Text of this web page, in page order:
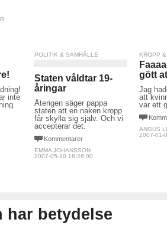
inte
POLITIK & SAMHÄLLE
Staten våldtar 19-
åringar
Återigen säger pappa
staten att en naken kropp
får skylla sig själv. Och vi
accepterar det.
Kommentarer
EMMA JOHANSSON
2007-05-10 18:26:00
KROPP
gött
Jag
att
var ett
ANGUS
2007-01-
har betydelse